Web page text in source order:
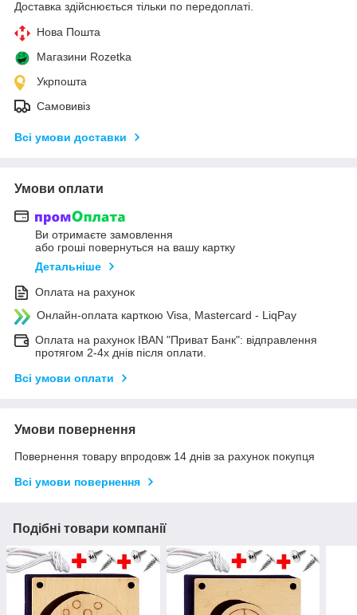
Доставка здійснюється тільки по передоплаті.
Нова Пошта
Магазини Rozetka
Укрпошта
Самовивіз
Всі умови доставки
Умови оплати
Ви отримаєте замовлення
або гроші повернуться на вашу картку
Детальніше
Оплата на рахунок
Онлайн-оплата карткою Visa, Mastercard - LiqPay
Оплата на рахунок IBAN "Приват Банк": відправлення
протягом 2-4х днів після оплати.
Всі умови оплати
Умови повернення
Повернення товару впродовж 14 днів за рахунок покупця
Всі умови повернення
Подібні товари компанії